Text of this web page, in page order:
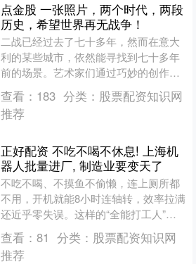
点金股 一张照片，两个时代，两段
历史，希望世界再无战争！
二战已经过去了七十多年，然而在意大
利的某些城市，依然能寻找到七十多年
前的场景。艺术家们通过巧妙的创作，
将当年的历史照片与当下的实景融合，
制作出了令人惊叹的时光穿....
查看： 183 分类： 股票配资知识网
推荐
正好配资 不吃不喝不休息! 上海机
器人批量进厂, 制造业要变天了
不吃不喝、不摸鱼不偷懒，连上厕所都
不用，开机就能8小时连轴转，效率拉满
还近乎零失误。这样的“全能打工人”，
已经批量进驻上海各大工厂，悄悄改写
制造业格局，一场前所....
查看： 81 分类： 股票配资知识网
推荐